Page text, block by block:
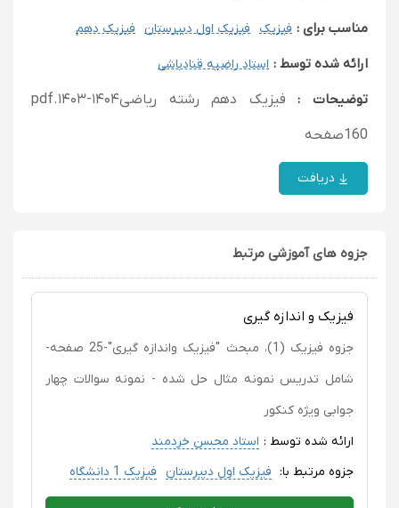
مناسب برای : فیزیک فیزیک اول دبیرستان فیزیک دهم
ارائه شده توسط : استاد راضیه قنادباشی
توضیحات :
فیزیک دهم رشته ریاضی۱۴۰۴-۱۴۰۳.pdf
160صفحه
دریافت
جزوه های آموزشی مرتبط
فیزیک و اندازه گیری
جزوه فیزیک (1)، مبحث "فیزیک واندازه گیری"-25 صفحه-
شامل تدریس نمونه مثال حل شده - نمونه سوالات چهار
جوابی ویژه کنکور
ارائه شده توسط : استاد محسن خردمند
جزوه مرتبط با: فیزیک اول دبیرستان فیزیک 1 دانشگاه